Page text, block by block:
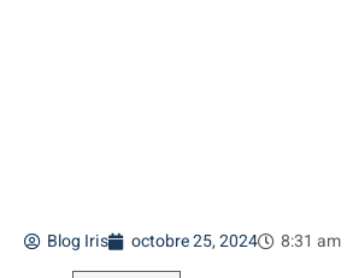
Blog Iris octobre 25, 2024 8:31 am